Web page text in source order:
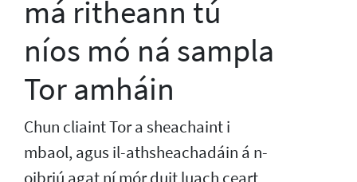
má ritheann tú
níos mó ná sampla
Tor amháin
Chun cliaint Tor a sheachaint i
mbaol, agus il-athsheachadáin á n-
oibriú agat ní mór duit luach ceart